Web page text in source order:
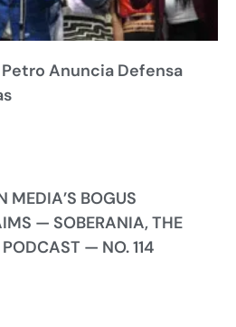
Anuncia Defensa
MEDIA’S BOGUS
— SOBERANIA, THE
— NO. 114